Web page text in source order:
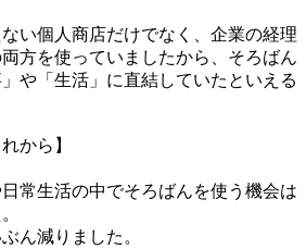
い個人商店だけでなく、企業の経理
方を使っていましたから、そろばん
や「生活」に直結していたといえる
から】
常生活の中でそろばんを使う機会は
ん減りました。